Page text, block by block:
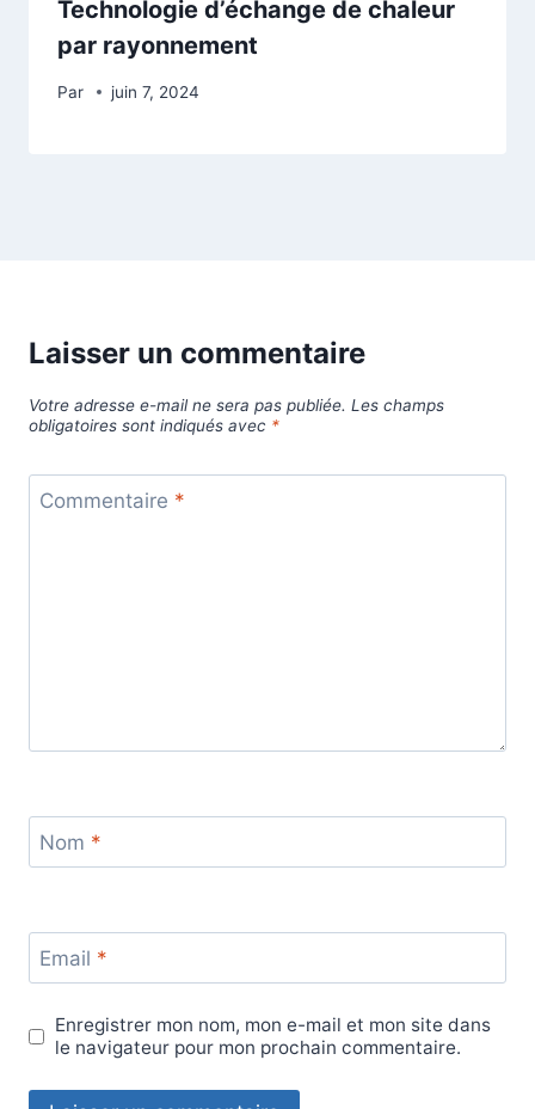
Technologie d’échange de chaleur
par rayonnement
Par juin 7, 2024
Laisser un commentaire
Votre adresse e-mail ne sera pas publiée. Les champs
obligatoires sont indiqués avec *
Commentaire *
Nom *
Email *
Enregistrer mon nom, mon e-mail et mon site dans
le navigateur pour mon prochain commentaire.